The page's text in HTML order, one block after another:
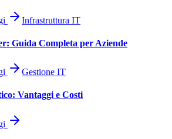
Infrastruttura IT
Guida Completa per Aziende
Gestione IT
Vantaggi e Costi